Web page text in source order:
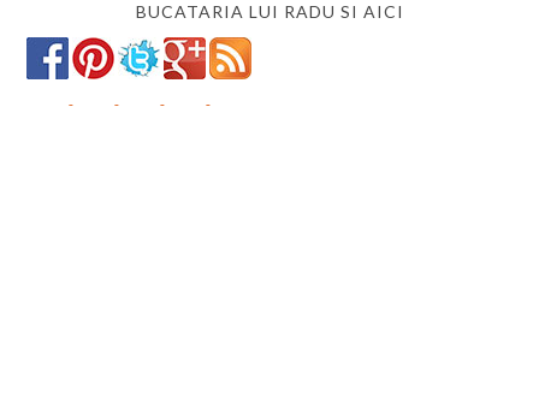
BUCATARIA LUI RADU SI AICI